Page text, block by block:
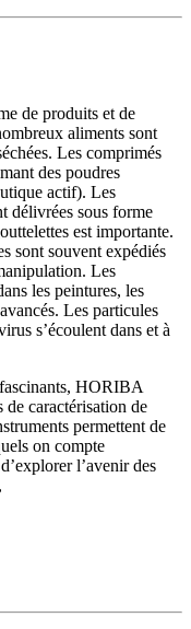
de produits et de
aliments sont
Les comprimés
des poudres
actif). Les
délivrées sous forme
est importante.
sont souvent expédiés
Les
les peintures, les
Les particules
s’écoulent dans et à
HORIBA
caractérisation de
permettent de
on compte
l’avenir des